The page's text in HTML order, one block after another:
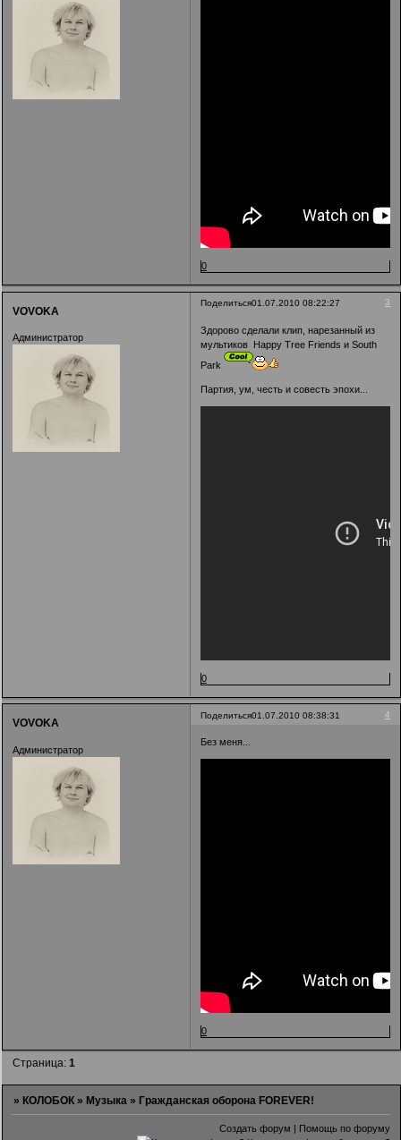
0
Поделиться 3
01.07.2010 08:22:27
VOVOKA
Администратор
Здорово сделали клип, нарезанный из
мультиков Happy Tree Friends и South
Park
Партия, ум, честь и совесть эпохи...
0
Поделиться 4
01.07.2010 08:38:31
VOVOKA
Администратор
Без меня...
0
Страница:1
»КОЛОБОК »Музыка »Гражданская оборона FOREVER!
Создать форум | Помощь по форуму